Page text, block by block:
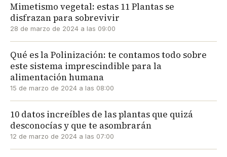
Mimetismo vegetal: estas 11 Plantas se
disfrazan para sobrevivir
28 de marzo de 2024 a las 09:00
Qué es la Polinización: te contamos todo sobre
este sistema imprescindible para la
alimentación humana
15 de marzo de 2024 a las 08:00
10 datos increíbles de las plantas que quizá
desconocías y que te asombrarán
12 de marzo de 2024 a las 07:00